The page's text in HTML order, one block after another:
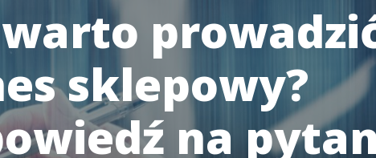
warto
sklepowy?
na